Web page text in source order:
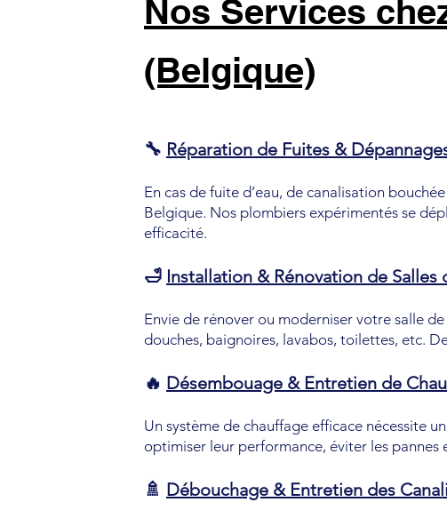
Nos Services
(Belgique)
🔧 Réparation de Fuites &
En cas de fuite d’eau, de canalisation
Belgique. Nos plombiers expérimentés se
efficacité.
🛁 Installation & Rénovation de Salles
Envie de rénover ou moderniser votre salle
douches, baignoires, lavabos, toilettes, etc.
🔥 Désembouage & Entretien de
Un système de chauffage efficace nécessite
optimiser leur performance, éviter les
🚿 Débouchage & Entretien des